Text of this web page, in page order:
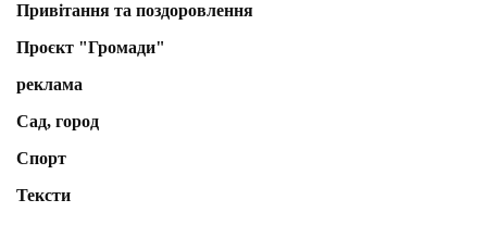
Привітання та поздоровлення
Проєкт "Громади"
реклама
Сад, город
Спорт
Тексти